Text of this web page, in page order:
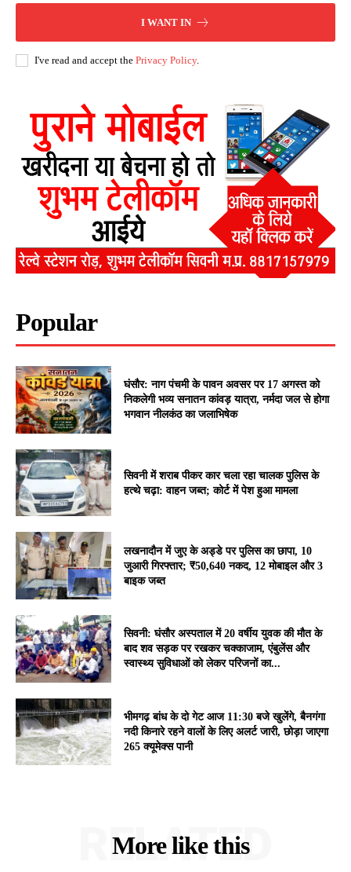
I WANT IN
I've read and accept the Privacy Policy.
Popular
घंसौर: नाग पंचमी के पावन अवसर पर 17 अगस्त को
निकलेगी भव्य सनातन कांवड़ यात्रा, नर्मदा जल से होगा
भगवान नीलकंठ का जलाभिषेक
सिवनी में शराब पीकर कार चला रहा चालक पुलिस के
हत्थे चढ़ा: वाहन जब्त; कोर्ट में पेश हुआ मामला
लखनादौन में जुए के अड्डे पर पुलिस का छापा, 10
जुआरी गिरफ्तार; ₹50,640 नकद, 12 मोबाइल और 3
बाइक जब्त
सिवनी: घंसौर अस्पताल में 20 वर्षीय युवक की मौत के
बाद शव सड़क पर रखकर चक्काजाम, एंबुलेंस और
स्वास्थ्य सुविधाओं को लेकर परिजनों का...
भीमगढ़ बांध के दो गेट आज 11:30 बजे खुलेंगे, बैनगंगा
नदी किनारे रहने वालों के लिए अलर्ट जारी, छोड़ा जाएगा
265 क्यूमेक्स पानी
More like this
RELATED